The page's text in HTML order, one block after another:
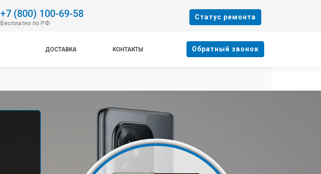
+7 (800) 100-69-58
Бесплатно по РФ
Cтатус ремонта
ДОСТАВКА КОНТАКТЫ Oбратный звонок